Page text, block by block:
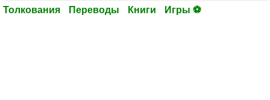
Толкования Переводы Книги Игры ⚽